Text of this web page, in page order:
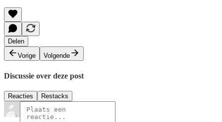
Delen
Vorige
Volgende
Discussie over deze post
Reacties Restacks